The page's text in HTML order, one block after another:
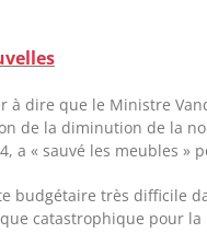
à dire que le Ministre
de la diminution de la
a « sauvé les meubles »
budgétaire très difficile
catastrophique pour la